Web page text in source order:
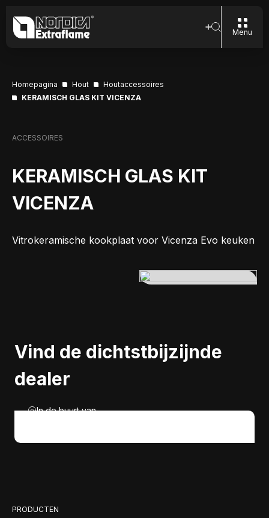
Menu
Homepagina Hout
Houtaccessoires
KERAMISCH GLAS KIT VICENZA
ACCESSOIRES
KERAMISCH GLAS KIT
VICENZA
Vitrokeramische kookplaat voor Vicenza Evo keuken
Vind de dichtstbijzijnde
dealer
In de buurt van
PRODUCTEN